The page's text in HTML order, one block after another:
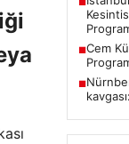
Verildi
Cem